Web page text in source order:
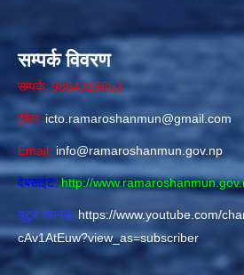
सम्पर्क विवरण
सम्पर्क: 9864319853
ईमेल: icto.ramaroshanmun@gmail.com
Email: info@ramaroshanmun.gov.np
वेबसाईट:http://
युटुब च्यानल: https://www.youtube.com/
cAv1AtEuw?view_as=subscriber